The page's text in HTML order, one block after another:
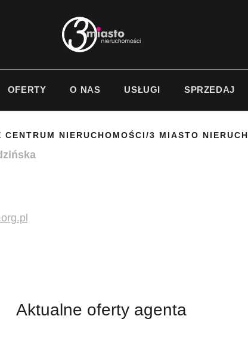
OFERTY O NAS USŁUGI SPRZEDAJ
CENTRUM NIERUCHOMOŚCI/3 MIASTO
Aktualne oferty agenta